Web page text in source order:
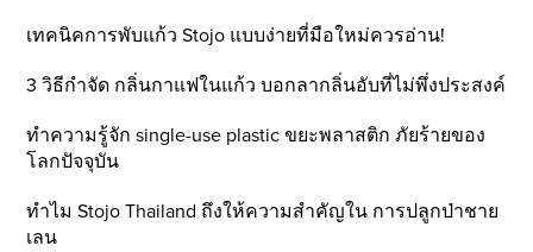
เทคนิคการพับแก้ว Stojo แบบง่ายที่มือใหม่ควรอ่าน!
3 วิธีกำจัด กลิ่นกาแฟในแก้ว บอกลากลิ่นอับที่ไม่พึ่งประสงค์
ทำความรู้จัก single-use plastic ขยะพลาสติก ภัยร้ายของ
โลกปัจจุบัน
ทำไม Stojo Thailand ถึงให้ความสำคัญใน การปลูกป่าชาย
เลน